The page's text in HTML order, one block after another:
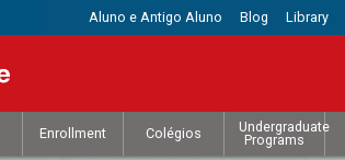
Aluno e Antigo Aluno Blog Library
Enrollment Colégios
Undergraduate
Programs